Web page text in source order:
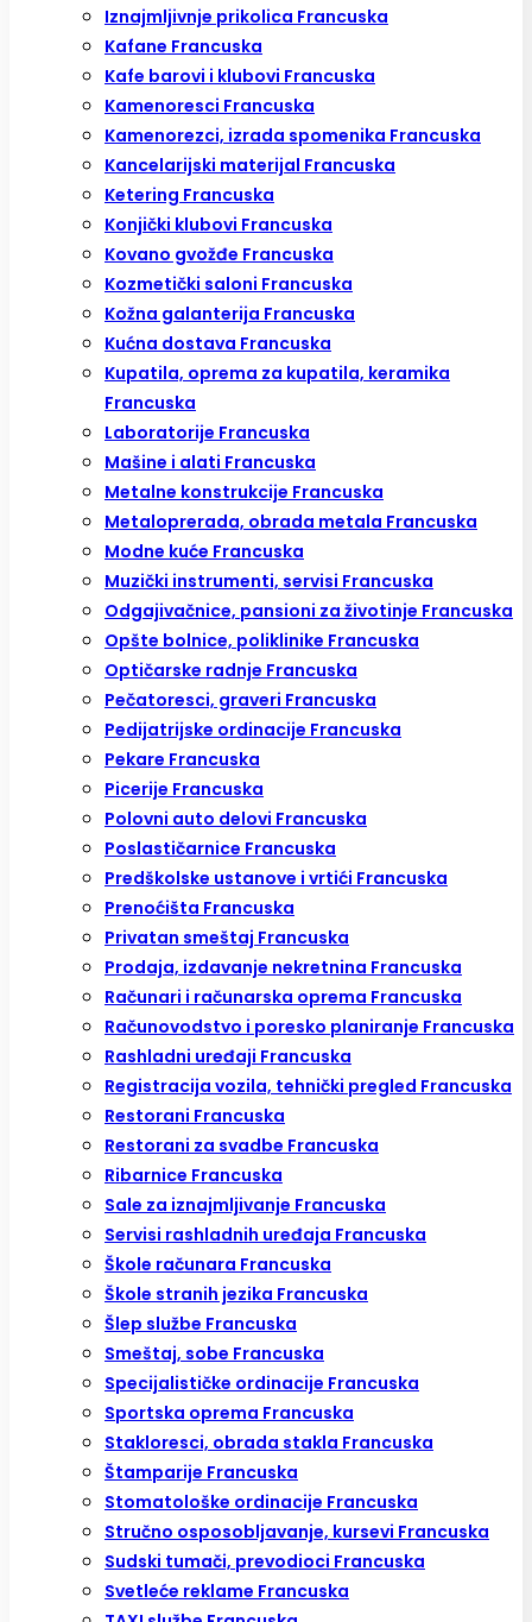
Iznajmljivnje prikolica Francuska
Kafane Francuska
Kafe barovi i klubovi Francuska
Kamenoresci Francuska
Kamenorezci, izrada spomenika Francuska
Kancelarijski materijal Francuska
Ketering Francuska
Konjički klubovi Francuska
Kovano gvožđe Francuska
Kozmetički saloni Francuska
Kožna galanterija Francuska
Kućna dostava Francuska
Kupatila, oprema za kupatila, keramika
Francuska
Laboratorije Francuska
Mašine i alati Francuska
Metalne konstrukcije Francuska
Metaloprerada, obrada metala Francuska
Modne kuće Francuska
Muzički instrumenti, servisi Francuska
Odgajivačnice, pansioni za životinje Francuska
Opšte bolnice, poliklinike Francuska
Optičarske radnje Francuska
Pečatoresci, graveri Francuska
Pedijatrijske ordinacije Francuska
Pekare Francuska
Picerije Francuska
Polovni auto delovi Francuska
Poslastičarnice Francuska
Predškolske ustanove i vrtići Francuska
Prenoćišta Francuska
Privatan smeštaj Francuska
Prodaja, izdavanje nekretnina Francuska
Računari i računarska oprema Francuska
Računovodstvo i poresko planiranje Francuska
Rashladni uređaji Francuska
Registracija vozila, tehnički pregled Francuska
Restorani Francuska
Restorani za svadbe Francuska
Ribarnice Francuska
Sale za iznajmljivanje Francuska
Servisi rashladnih uređaja Francuska
Škole računara Francuska
Škole stranih jezika Francuska
Šlep službe Francuska
Smeštaj, sobe Francuska
Specijalističke ordinacije Francuska
Sportska oprema Francuska
Stakloresci, obrada stakla Francuska
Štamparije Francuska
Stomatološke ordinacije Francuska
Stručno osposobljavanje, kursevi Francuska
Sudski tumači, prevodioci Francuska
Svetleće reklame Francuska